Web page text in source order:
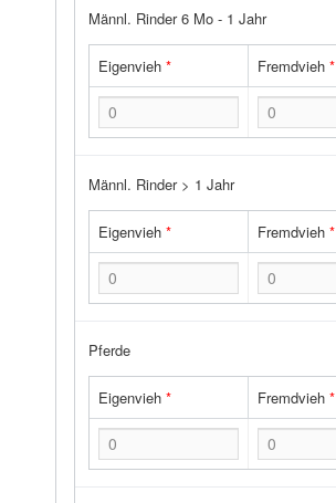
Männl. Rinder 6 Mo - 1 Jahr
Eigenvieh* Fremdvieh*
Männl. Rinder > 1 Jahr
Eigenvieh* Fremdvieh*
Pferde
Eigenvieh* Fremdvieh*